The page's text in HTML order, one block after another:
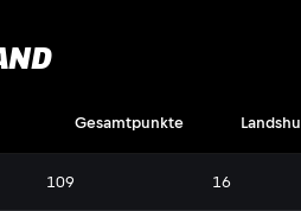
Gesamtpunkte
109 16